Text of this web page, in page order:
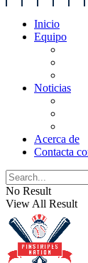
Inicio
Equipo
Noticias
Acerca de
Contacta
No Result
View All Result